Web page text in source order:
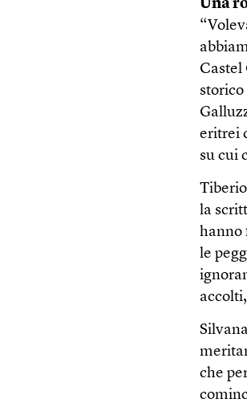
Una
Castel
eritrei
su cui
la
hanno
le
che